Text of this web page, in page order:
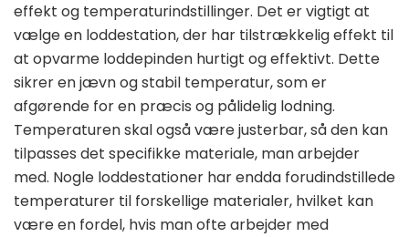
effekt og temperaturindstillinger. Det er vigtigt at
vælge en loddestation, der har tilstrækkelig effekt til
at opvarme loddepinden hurtigt og effektivt. Dette
sikrer en jævn og stabil temperatur, som er
afgørende for en præcis og pålidelig lodning.
Temperaturen skal også være justerbar, så den kan
tilpasses det specifikke materiale, man arbejder
med. Nogle loddestationer har endda forudindstillede
temperaturer til forskellige materialer, hvilket kan
være en fordel, hvis man ofte arbejder med